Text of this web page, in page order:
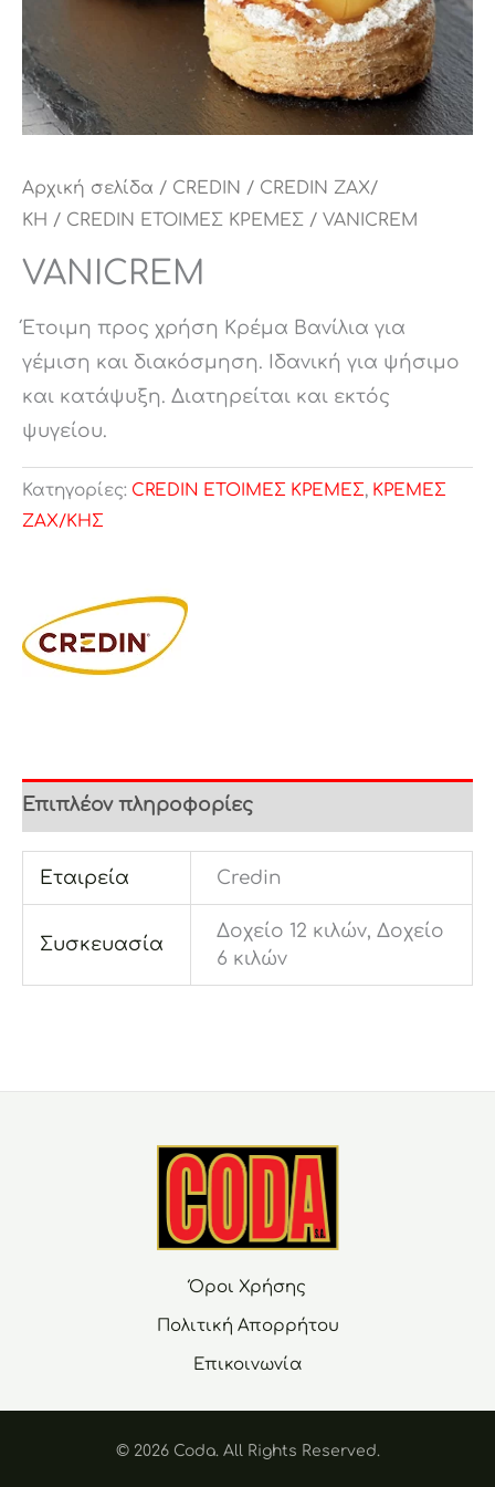
Αρχική σελίδα / CREDIN / CREDIN ΖΑΧ/
ΚΗ / CREDIN ΕΤΟΙΜΕΣ ΚΡΕΜΕΣ / VANICREM
VANICREM
Έτοιμη προς χρήση Κρέμα Βανίλια για
γέμιση και διακόσμηση. Ιδανική για ψήσιμο
και κατάψυξη. Διατηρείται και εκτός
ψυγείου.
Κατηγορίες: CREDIN ΕΤΟΙΜΕΣ ΚΡΕΜΕΣ, ΚΡΕΜΕΣ
ΖΑΧ/ΚΗΣ
Επιπλέον πληροφορίες
Εταιρεία Credin
Συσκευασία
Δοχείο 12 κιλών, Δοχείο
6 κιλών
Όροι Χρήσης
Πολιτική Απορρήτου
Επικοινωνία
© 2026 Coda. Αll Rights Reserved.